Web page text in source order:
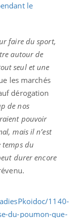
le
faire du sport,
autour de
seul et une
les marchés
dérogation
de nos
pouvoir
mais il n’est
temps du
durer encore